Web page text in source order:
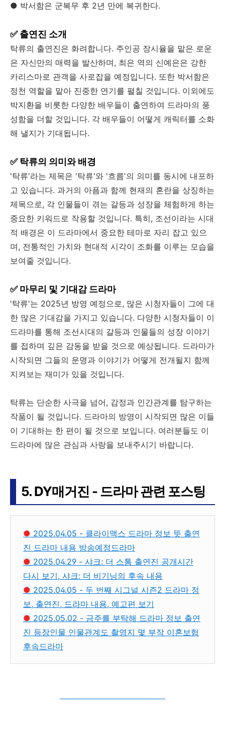
● 박서함은 군복무 후 2년 만에 복귀한다.
✅ 출연진 소개
탁류의 출연진은 화려합니다. 주인공 장시율을 맡은 로운
은 자신만의 매력을 발산하며, 최은 역의 신예은은 강한
카리스마로 관객을 사로잡을 예정입니다. 또한 박서함은
정천 역할을 맡아 진중한 연기를 펼칠 것입니다. 이외에도
박지환을 비롯한 다양한 배우들이 출연하여 드라마의 풍
성함을 더할 것입니다. 각 배우들이 어떻게 캐릭터를 소화
해 낼지가 기대됩니다.
✅ 탁류의 의미와 배경
'탁류'라는 제목은 '탁류'와 '흐름'의 의미를 동시에 내포하
고 있습니다. 과거의 아픔과 함께 현재의 혼란을 상징하는
제목으로, 각 인물들이 겪는 갈등과 성장을 체험하게 하는
중요한 키워드로 작용할 것입니다. 특히, 조선이라는 시대
적 배경은 이 드라마에서 중요한 테마로 자리 잡고 있으
며, 전통적인 가치와 현대적 시각이 조화를 이루는 모습을
보여줄 것입니다.
✅ 마무리 및 기대감 드라마
'탁류'는 2025년 방영 예정으로, 많은 시청자들이 그에 대
한 많은 기대감을 가지고 있습니다. 다양한 시청자들이 이
드라마를 통해 조선시대의 갈등과 인물들의 성장 이야기
를 접하며 깊은 감동을 받을 것으로 예상됩니다. 드라마가
시작되면 그들의 운명과 이야기가 어떻게 전개될지 함께
지켜보는 재미가 있을 것입니다.
탁류는 단순한 사극을 넘어, 감정과 인간관계를 탐구하는
작품이 될 것입니다. 드라마의 방영이 시작되면 많은 이들
이 기대하는 한 편이 될 것으로 보입니다. 여러분들도 이
드라마에 많은 관심과 사랑을 보내주시기 바랍니다.
5. DY매거진 - 드라마 관련 포스팅
● 2025.04.05 - 클라이맥스 드라마 정보 뜻 출연
진 드라마 내용 방송예정드라마
● 2025.04.29 - 샤크: 더 스톰 출연진 공개시간
다시 보기, 샤크: 더 비기닝의 후속 내용
● 2025.04.05 - 두 번째 시그널 시즌2 드라마 정
보, 출연진, 드라마 내용, 예고편 보기
● 2025.05.02 - 금주를 부탁해 드라마 정보 출연
진 등장인물 인물관계도 촬영지 몇 부작 이혼보험
후속드라마